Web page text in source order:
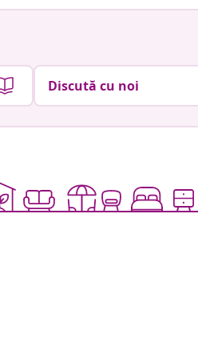
Discută cu noi